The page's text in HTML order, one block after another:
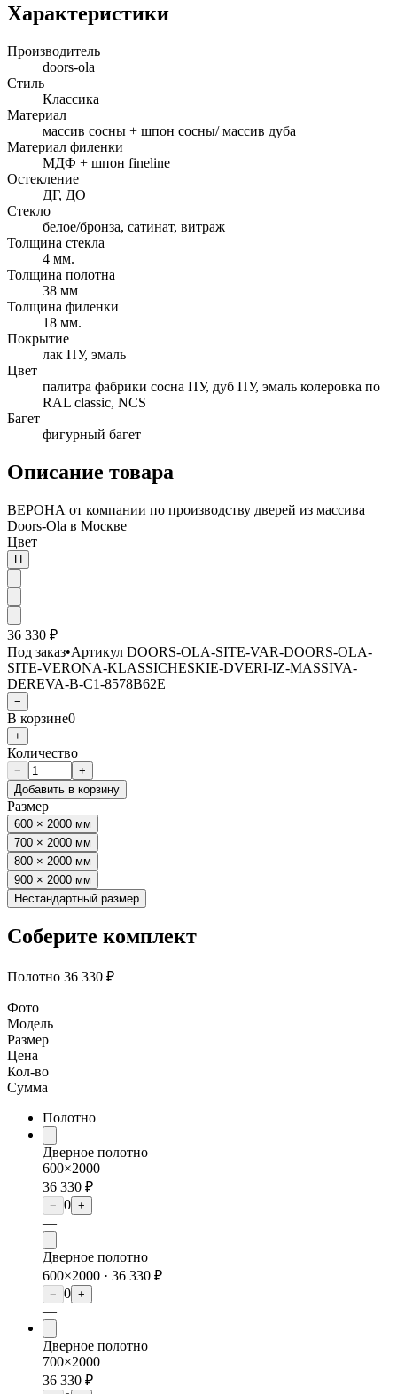
Характеристики
Производитель
doors-ola
Стиль
Классика
Материал
массив сосны + шпон сосны/ массив дуба
Материал филенки
МДФ + шпон fineline
Остекление
ДГ, ДО
Стекло
белое/бронза, сатинат, витраж
Толщина стекла
4 мм.
Толщина полотна
38 мм
Толщина филенки
18 мм.
Покрытие
лак ПУ, эмаль
Цвет
палитра фабрики сосна ПУ, дуб ПУ, эмаль колеровка по
RAL classic, NCS
Багет
фигурный багет
Описание товара
ВЕРОНА от компании по производству дверей из массива
Doors-Ola в Москве
Цвет
П
36 330 ₽
Под заказ•Артикул DOORS-OLA-SITE-VAR-DOORS-OLA-
SITE-VERONA-KLASSICHESKIE-DVERI-IZ-MASSIVA-
DEREVA-B-C1-8578B62E
−
В корзине0
+
Количество
−
+
Добавить в корзину
Размер
600 × 2000 мм
700 × 2000 мм
800 × 2000 мм
900 × 2000 мм
Нестандартный размер
Соберите комплект
Полотно 36 330 ₽
Фото
Модель
Размер
Цена
Кол-во
Сумма
Полотно
Дверное полотно
600×2000
36 330 ₽
− 0 +
—
Дверное полотно
600×2000 · 36 330 ₽
− 0 +
—
Дверное полотно
700×2000
36 330 ₽